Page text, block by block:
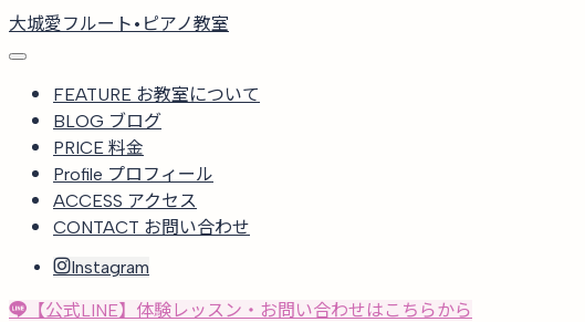
大城愛フルート•ピアノ教室
FEATURE お教室について
BLOG ブログ
PRICE 料金
Profile プロフィール
ACCESS アクセス
CONTACT お問い合わせ
Instagram
【公式LINE】体験レッスン・お問い合わせはこちらから